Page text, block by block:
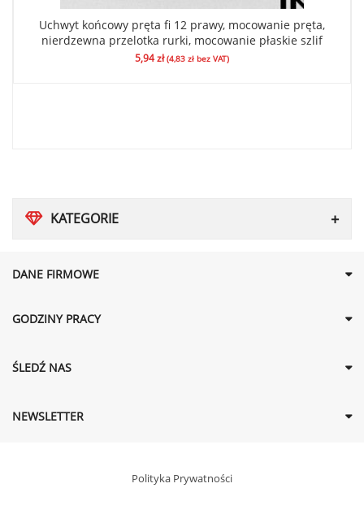
KATEGORIE
Uchwyt końcowy pręta fi 12 prawy, mocowanie pręta,
nierdzewna przelotka rurki, mocowanie płaskie szlif
5,94zł (4,83 zł bez VAT)
DANE FIRMOWE
GODZINY PRACY
ŚLEDŹ NAS
NEWSLETTER
Polityka Prywatności